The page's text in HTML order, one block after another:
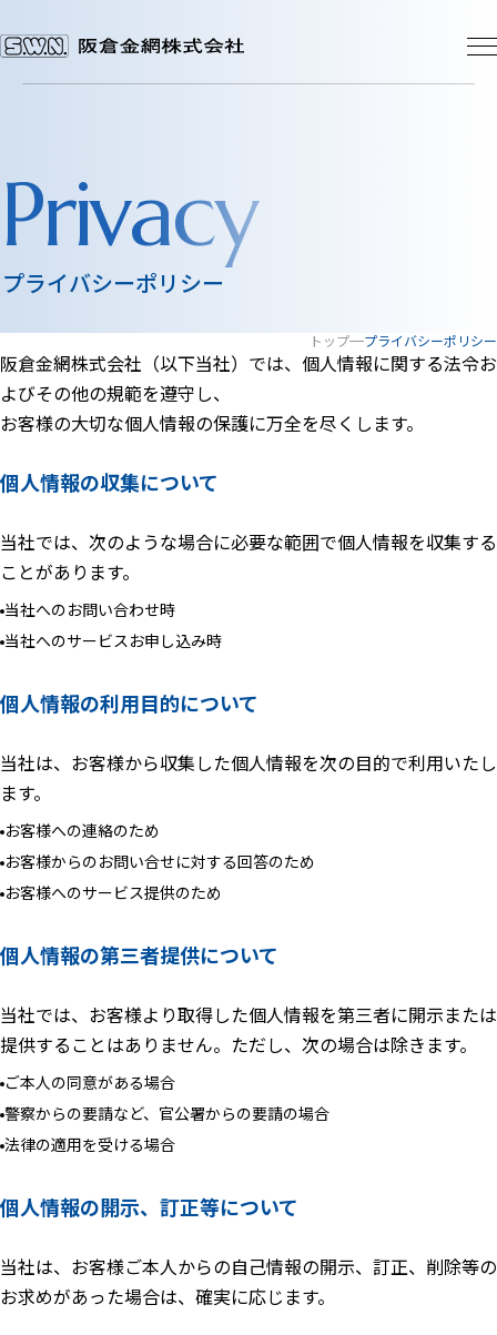
製品一覧
製品一覧TOP
金網製品一覧
振動篩用金網
打出し網・打抜き網
ワイヤーネットコンベヤー
ワイヤー製品
お知らせ一覧
採用情報
Privacy
プライバシーポリシー
トップ プライバシーポリシー
阪倉金網株式会社（以下当社）では、個人情報に関する法令お
よびその他の規範を遵守し、
お客様の大切な個人情報の保護に万全を尽くします。
個人情報の収集について
当社では、次のような場合に必要な範囲で個人情報を収集する
ことがあります。
当社へのお問い合わせ時
当社へのサービスお申し込み時
個人情報の利用目的について
当社は、お客様から収集した個人情報を次の目的で利用いたし
ます。
お客様への連絡のため
お客様からのお問い合せに対する回答のため
お客様へのサービス提供のため
個人情報の第三者提供について
当社では、お客様より取得した個人情報を第三者に開示または
提供することはありません。ただし、次の場合は除きます。
ご本人の同意がある場合
警察からの要請など、官公署からの要請の場合
法律の適用を受ける場合
個人情報の開示、訂正等について
当社は、お客様ご本人からの自己情報の開示、訂正、削除等の
お求めがあった場合は、確実に応じます。